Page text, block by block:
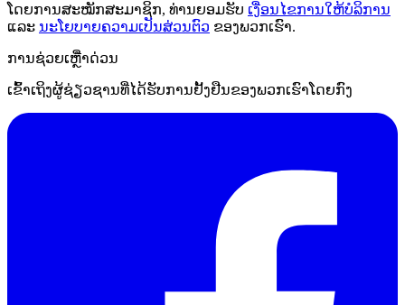
ໂດຍການສະໝັກສະມາຊິກ, ທ່ານຍອມຮັບ ເງື່ອນໄຂການໃຫ້ບໍລິການ
ແລະ ນະໂຍບາຍຄວາມເປັນສ່ວນຕົວ ຂອງພວກເຮົາ.
ການຊ່ວຍເຫຼືໍາດ່ວນ
ເຂົ້າເຖິງຜູ້ຊ່ຽວຊານທີ່ໄດ້ຮັບການຢັ້ງຢືນຂອງພວກເຮົາໂດຍກົງ